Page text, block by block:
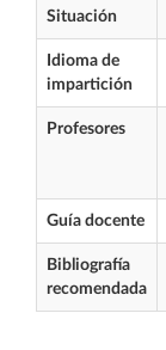
Situación
Idioma de
impartición
Profesores
Guía docente
Bibliografía
recomendada